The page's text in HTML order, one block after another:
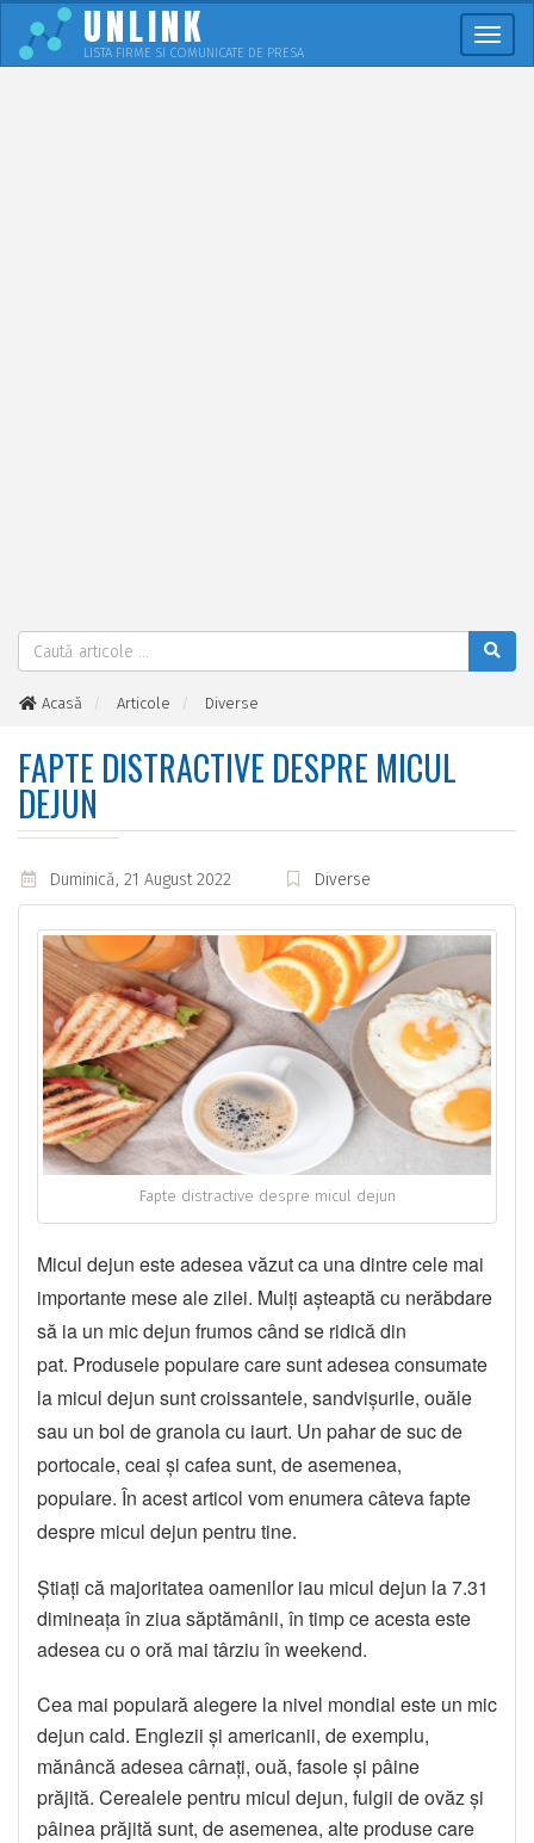
UNLINK
LISTA FIRME SI COMUNICATE DE PRESA
Acasă Articole
Diverse
FAPTE DISTRACTIVE DESPRE MICUL
DEJUN
Duminică, 21 August 2022 Diverse
Fapte distractive despre micul dejun
Micul dejun este adesea văzut ca una dintre cele mai
importante mese ale zilei. Mulți așteaptă cu nerăbdare
să ia un mic dejun frumos când se ridică din
pat. Produsele populare care sunt adesea consumate
la micul dejun sunt croissantele, sandvișurile, ouăle
sau un bol de granola cu iaurt. Un pahar de suc de
portocale, ceai și cafea sunt, de asemenea,
populare. În acest articol vom enumera câteva fapte
despre micul dejun pentru tine.
Știați că majoritatea oamenilor iau micul dejun la 7.31
dimineața în ziua săptămânii, în timp ce acesta este
adesea cu o oră mai târziu în weekend.
Cea mai populară alegere la nivel mondial este un mic
dejun cald. Englezii și americanii, de exemplu,
mănâncă adesea cârnați, ouă, fasole și pâine
prăjită. Cerealele pentru micul dejun, fulgii de ovăz și
pâinea prăjită sunt, de asemenea, alte produse care